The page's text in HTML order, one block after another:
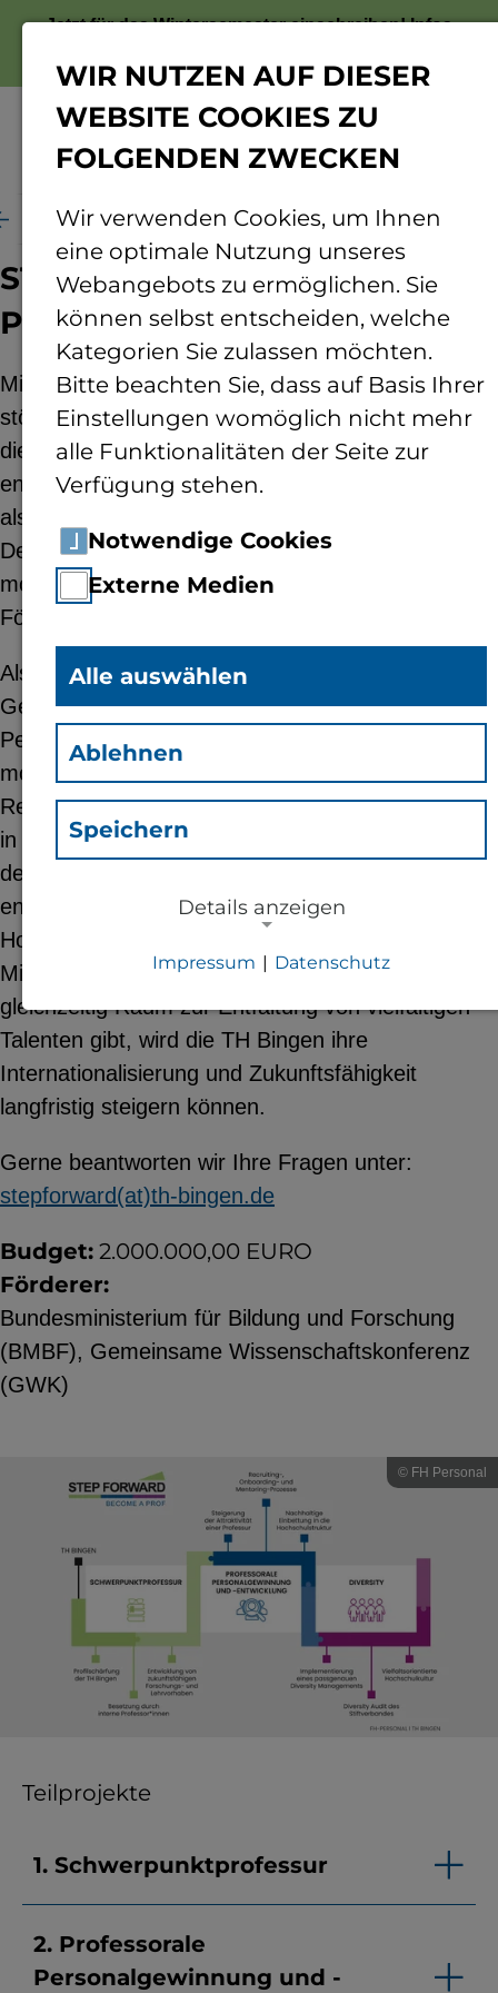
Jetzt für das Wintersemester einschreiben!Infos
Projekte STEP FORWARD - BECOME A PROF
STEP FORWARD - BECOME A
PROF
Mit dem Projekt „Step forward – become a prof“
stößt die TH Bingen innovative Formate an, um
die professorale Personalgewinnung und -
entwicklung sowie die Attraktivität der TH Bingen
als Arbeitgeberin zu stärken. Mit einer Laufzeit bis
Dezember 2027 setzt das Projektteam ein
modernes und innovatives Konzept und eine
Förderung in Höhe von zwei Millionen Euro um.
Als übergeordnetes Ziel strebt „Step forward“ die
Gewinnung von qualifiziertem (professoralem)
Personal und die strukturierte Weiterentwicklung
moderner Personalprozesse an. Die neuen
Recruiting- und Onboardingwege sollen nachhaltig
in die Hochschulstruktur eingebettet werden und
dem allgemeinen Trend des Fachkräftemangels
entgegenwirken. Basierend auf einer
Hochschulkultur, die den Studierenden und
Mitarbeitenden gleiche Chancen ermöglicht und
gleichzeitig Raum zur Entfaltung von vielfältigen
Talenten gibt, wird die TH Bingen ihre
Internationalisierung und Zukunftsfähigkeit
langfristig steigern können.
Gerne beantworten wir Ihre Fragen unter:
stepforward(at)th-bingen.de
Budget: 2.000.000,00 EURO
Förderer:
Bundesministerium für Bildung und Forschung
(BMBF), Gemeinsame Wissenschaftskonferenz
(GWK)
© FH Personal
Teilprojekte
1. Schwerpunktprofessur
2. Professorale
Personalgewinnung und -
WIR NUTZEN AUF DIESER
WEBSITE COOKIES ZU
FOLGENDEN ZWECKEN
Wir verwenden Cookies, um Ihnen
eine optimale Nutzung unseres
Webangebots zu ermöglichen. Sie
können selbst entscheiden, welche
Kategorien Sie zulassen möchten.
Bitte beachten Sie, dass auf Basis Ihrer
Einstellungen womöglich nicht mehr
alle Funktionalitäten der Seite zur
Verfügung stehen.
Notwendige Cookies
Externe Medien
Alle auswählen
Ablehnen
Speichern
Details anzeigen
Notwendige Cookies zur Session-
Verwaltung und für die generelle
Funktionalität der Seite (immer
EXTERNE MEDIEN
Seitenspezifische Erfassung von
Benutzerdaten durch
Drittanbieter, bspw. über das
ChatBot
Impressum | Datenschutz